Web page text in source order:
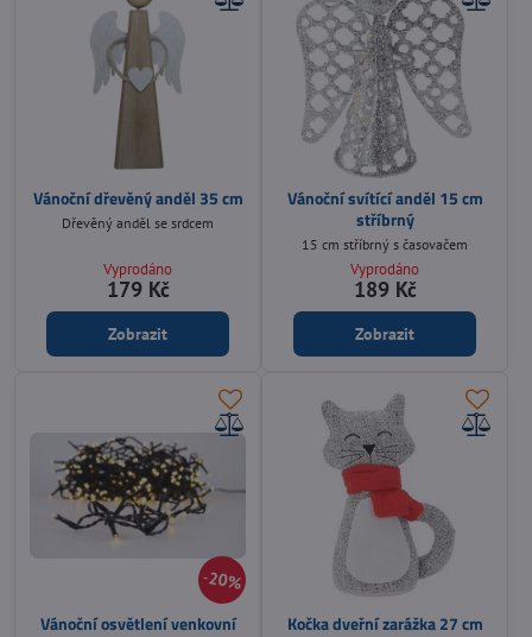
Vánoční dřevěný anděl 35 cm
Dřevěný anděl se srdcem
Vyprodáno
179 Kč
Zobrazit
Vánoční svítící anděl 15 cm
stříbrný
15 cm stříbrný s časovačem
Vyprodáno
189 Kč
Zobrazit
20%
Vánoční osvětlení venkovní Kočka dveřní zarážka 27 cm